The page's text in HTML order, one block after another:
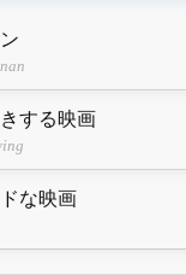
する映画
な映画